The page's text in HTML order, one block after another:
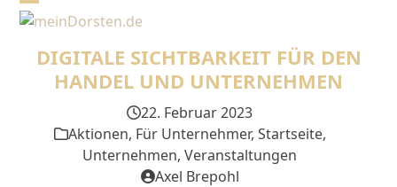
Skip
content
Open
mobile
menu
Close
mobile
menu
DIGITALE SICHTBARKEIT FÜR DEN
HANDEL UND UNTERNEHMEN
22. Februar 2023
Aktionen, Für Unternehmer, Startseite,
Unternehmen, Veranstaltungen
Axel Brepohl